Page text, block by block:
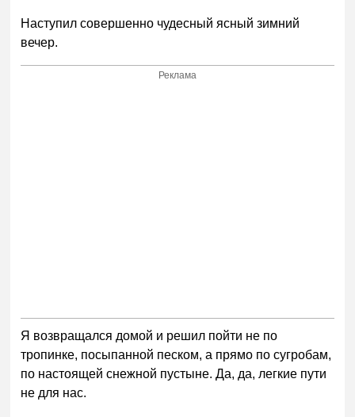
Наступил совершенно чудесный ясный зимний
вечер.
Реклама
Я возвращался домой и решил пойти не по
тропинке, посыпанной песком, а прямо по сугробам,
по настоящей снежной пустыне. Да, да, легкие пути
не для нас.